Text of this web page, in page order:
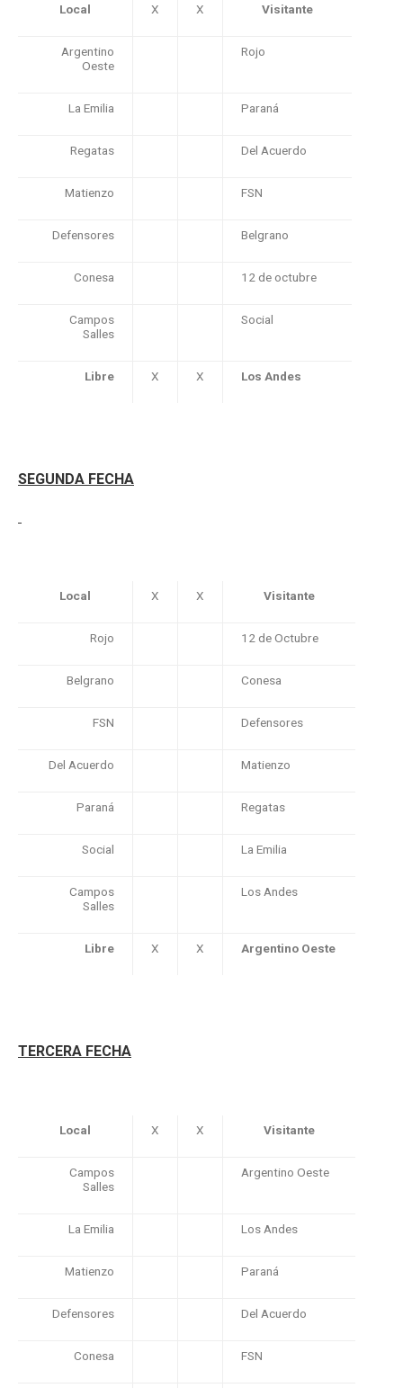
Local X X Visitante
Argentino
Oeste
Rojo
La Emilia Paraná
Regatas Del Acuerdo
Matienzo FSN
Defensores Belgrano
Conesa 12 de octubre
Campos
Salles
Social
Libre X X Los Andes
SEGUNDA FECHA
Local X X Visitante
Rojo 12 de Octubre
Belgrano Conesa
FSN Defensores
Del Acuerdo Matienzo
Paraná Regatas
Social La Emilia
Campos
Salles
Los Andes
Libre X X Argentino Oeste
TERCERA FECHA
Local X X Visitante
Campos
Salles
Argentino Oeste
La Emilia Los Andes
Matienzo Paraná
Defensores Del Acuerdo
Conesa FSN